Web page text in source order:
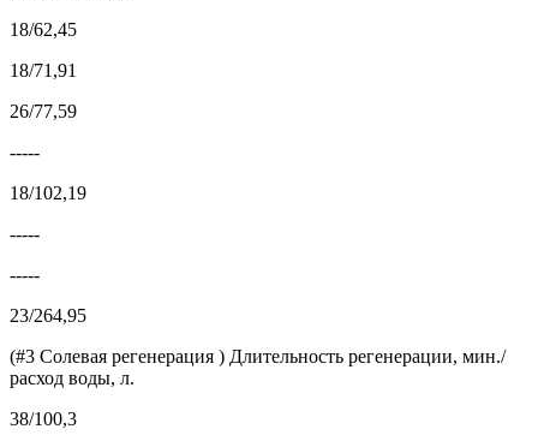
18/62,45
18/71,91
26/77,59
-----
18/102,19
-----
-----
23/264,95
(#3 Солевая регенерация ) Длительность регенерации, мин./
расход воды, л.
38/100,3